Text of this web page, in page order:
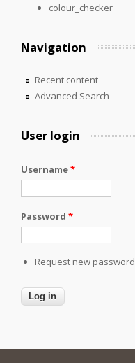
colour_checker
Navigation
Recent content
Advanced Search
User login
Username*
Password *
Request new password